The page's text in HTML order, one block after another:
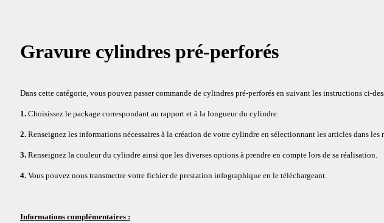
Gravure cylindres pré-perforés
Dans cette catégorie, vous pouvez passer commande de cylindres pré-perforés en suivant les instructions ci-
1. Choisissez le package correspondant au rapport et à la longueur du cylindre.
2. Renseignez les informations nécessaires à la création de votre cylindre en sélectionnant les articles dans les
3. Renseignez la couleur du cylindre ainsi que les diverses options à prendre en compte lors de sa réalisation.
4. Vous pouvez nous transmettre votre fichier de prestation infographique en le téléchargeant
Informations complémentaires :